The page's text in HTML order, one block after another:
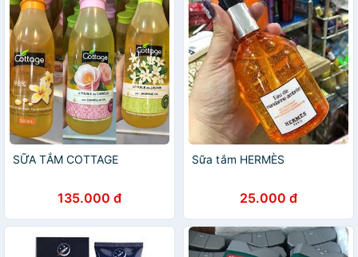
SỮA TẮM COTTAGE
135.000 đ
Sữa tắm HERMÈS
25.000 đ